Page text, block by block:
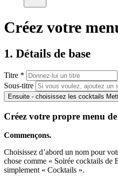
Créez votre
1. Détails de base
Titre *
Sous-titre
Ensuite - choisissez les cocktails
Créez votre propre menu
Commençons.
Choisissez d’abord un nom pour
chose comme « Soirée cocktails de
simplement « Cocktails ».